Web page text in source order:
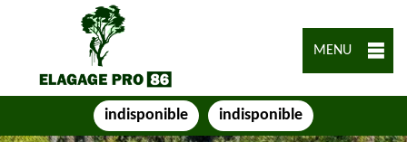
MENU
indisponible indisponible